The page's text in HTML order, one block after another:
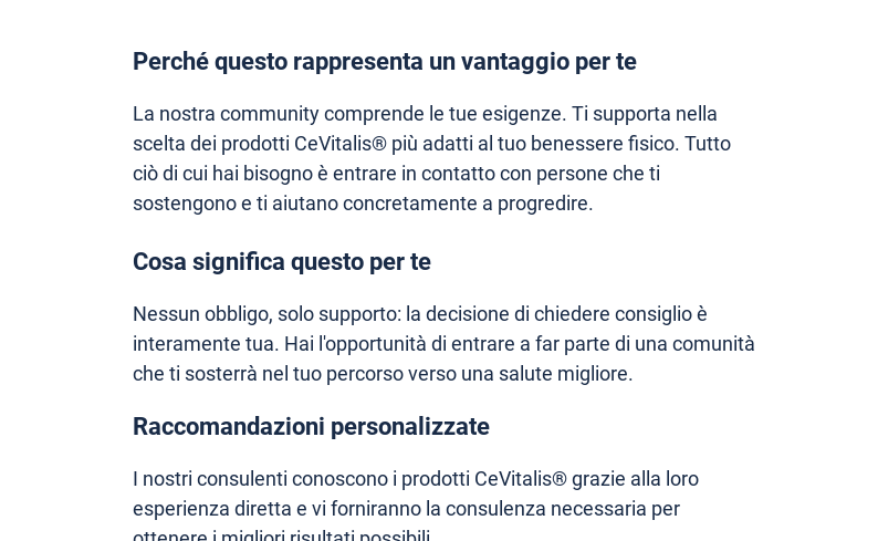
Perché questo rappresenta un vantaggio per te
La nostra community comprende le tue esigenze. Ti supporta nella
scelta dei prodotti CeVitalis® più adatti al tuo benessere fisico. Tutto
ciò di cui hai bisogno è entrare in contatto con persone che ti
sostengono e ti aiutano concretamente a progredire.
Cosa significa questo per te
Nessun obbligo, solo supporto: la decisione di chiedere consiglio è
interamente tua. Hai l'opportunità di entrare a far parte di una comunità
che ti sosterrà nel tuo percorso verso una salute migliore.
Raccomandazioni personalizzate
I nostri consulenti conoscono i prodotti CeVitalis® grazie alla loro
esperienza diretta e vi forniranno la consulenza necessaria per